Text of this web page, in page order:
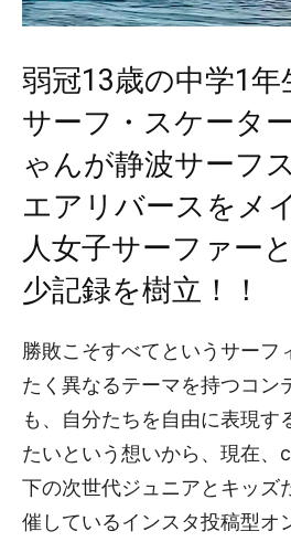
弱冠13歳の中学1
サーフ・スケータ
ゃんが静波サーフ
エアリバースをメ
人女子サーファー
少記録を樹立！！
勝敗こそすべてというサーフ
たく異なるテーマを持つコン
も、自分たちを自由に表現す
たいという想いから、現在、
下の次世代ジュニアとキッズ
催しているインスタ投稿型オ